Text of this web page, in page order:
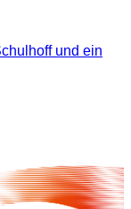
und ein